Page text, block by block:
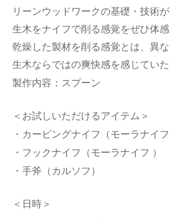
リーンウッドワークの基礎・技術
生木をナイフで削る感覚をぜひ体感
乾燥した製材を削る感覚とは、異な
生木ならではの爽快感を感じていた
製作内容：スプーン
＜お試しいただけるアイテム＞
・カービングナイフ（モーラナイフ
・フックナイフ（モーラナイフ ）
・手斧（カルソフ）
＜日時＞